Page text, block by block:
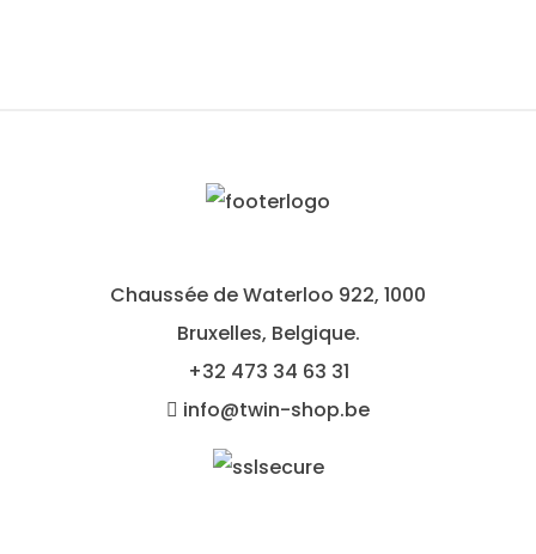
Chaussée de Waterloo 922, 1000
Bruxelles, Belgique.
+32 473 34 63 31
info@twin-shop.be